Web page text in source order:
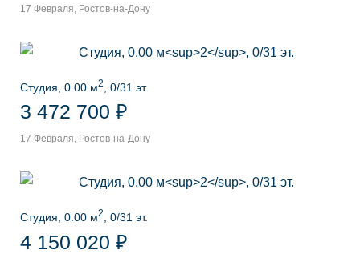
17 Февраля, Ростов-на-Дону
Студия, 0.00 м2 , 0/31 эт.
3 472 700 ₽
17 Февраля, Ростов-на-Дону
Студия, 0.00 м2 , 0/31 эт.
4 150 020 ₽